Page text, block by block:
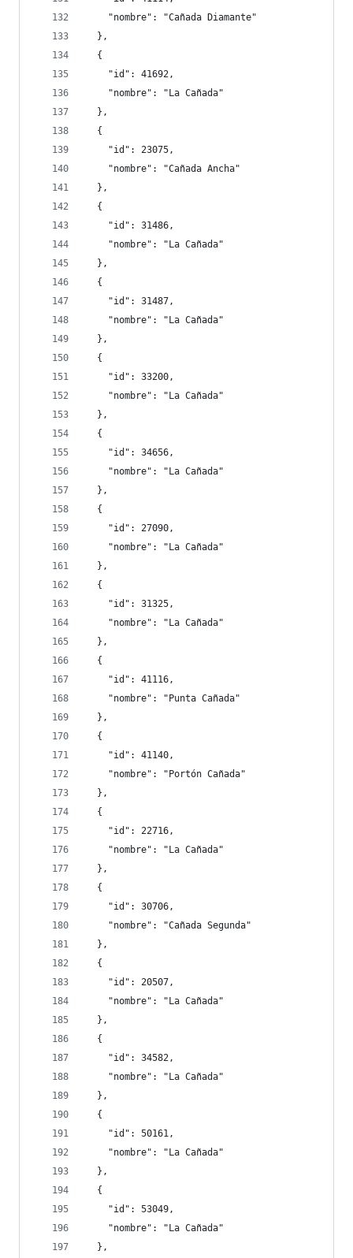
    "nombre": "Cañada Diamante"
  },
  {
    "id": 41692,
    "nombre": "La Cañada"
  },
  {
    "id": 23075,
    "nombre": "Cañada Ancha"
  },
  {
    "id": 31486,
    "nombre": "La Cañada"
  },
  {
    "id": 31487,
    "nombre": "La Cañada"
  },
  {
    "id": 33200,
    "nombre": "La Cañada"
  },
  {
    "id": 34656,
    "nombre": "La Cañada"
  },
  {
    "id": 27090,
    "nombre": "La Cañada"
  },
  {
    "id": 31325,
    "nombre": "La Cañada"
  },
  {
    "id": 41116,
    "nombre": "Punta Cañada"
  },
  {
    "id": 41140,
    "nombre": "Portón Cañada"
  },
  {
    "id": 22716,
    "nombre": "La Cañada"
  },
  {
    "id": 30706,
    "nombre": "Cañada Segunda"
  },
  {
    "id": 20507,
    "nombre": "La Cañada"
  },
  {
    "id": 34582,
    "nombre": "La Cañada"
  },
  {
    "id": 50161,
    "nombre": "La Cañada"
  },
  {
    "id": 53049,
    "nombre": "La Cañada"
  },